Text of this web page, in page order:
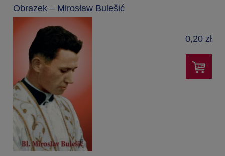
Obrazek – Mirosław Bulešić
0,20 zł